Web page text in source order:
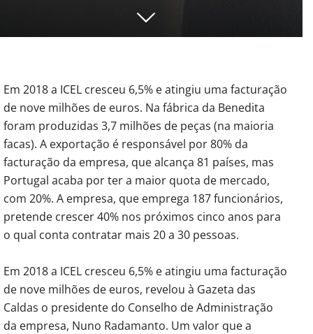
Em 2018 a ICEL cresceu 6,5% e atingiu uma facturação
de nove milhões de euros. Na fábrica da Benedita
foram produzidas 3,7 milhões de peças (na maioria
facas). A exportação é responsável por 80% da
facturação da empresa, que alcança 81 países, mas
Portugal acaba por ter a maior quota de mercado,
com 20%. A empresa, que emprega 187 funcionários,
pretende crescer 40% nos próximos cinco anos para
o qual conta contratar mais 20 a 30 pessoas.
Em 2018 a ICEL cresceu 6,5% e atingiu uma facturação
de nove milhões de euros, revelou à Gazeta das
Caldas o presidente do Conselho de Administração
da empresa, Nuno Radamanto. Um valor que a